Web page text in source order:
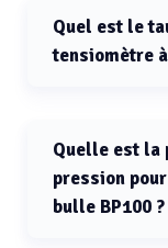
Quel est le
tensiomètre
Quelle est la
pression
bulle BP100 ?